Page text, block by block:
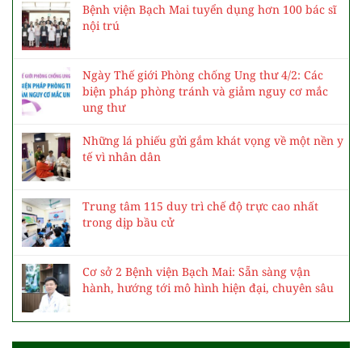
Bệnh viện Bạch Mai tuyển dụng hơn 100 bác sĩ
nội trú
Ngày Thế giới Phòng chống Ung thư 4/2: Các
biện pháp phòng tránh và giảm nguy cơ mắc
ung thư
Những lá phiếu gửi gắm khát vọng về một nền y
tế vì nhân dân
Trung tâm 115 duy trì chế độ trực cao nhất
trong dịp bầu cử
Cơ sở 2 Bệnh viện Bạch Mai: Sẵn sàng vận
hành, hướng tới mô hình hiện đại, chuyên sâu